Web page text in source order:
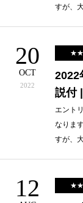
すが、
20
OCT
2022
2022
説付
エント
なりま
すが、
12